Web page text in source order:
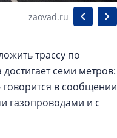
zaovad.ru
трассу по
семи метров:
в сообщении
газопроводами и с